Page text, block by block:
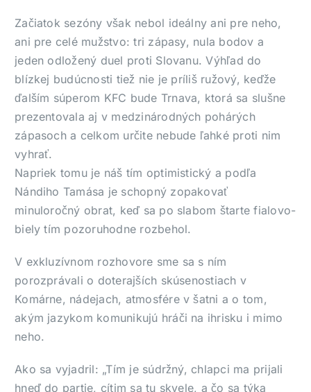
Začiatok sezóny však nebol ideálny ani pre neho,
ani pre celé mužstvo: tri zápasy, nula bodov a
jeden odložený duel proti Slovanu. Výhľad do
blízkej budúcnosti tiež nie je príliš ružový, keďže
ďalším súperom KFC bude Trnava, ktorá sa slušne
prezentovala aj v medzinárodných pohárých
zápasoch a celkom určite nebude ľahké proti nim
vyhrať.
Napriek tomu je náš tím optimistický a podľa
Nándiho Tamása je schopný zopakovať
minuloročný obrat, keď sa po slabom štarte fialovo-
biely tím pozoruhodne rozbehol.
V exkluzívnom rozhovore sme sa s ním
porozprávali o doterajších skúsenostiach v
Komárne, nádejach, atmosfére v šatni a o tom,
akým jazykom komunikujú hráči na ihrisku i mimo
neho.
Ako sa vyjadril: „Tím je súdržný, chlapci ma prijali
hneď do partie, cítim sa tu skvele, a čo sa týka